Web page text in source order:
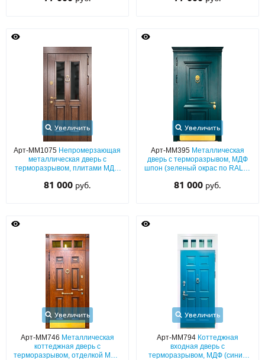
Увеличить
Арт-ММ1075 Непромерзающая
металлическая дверь с
терморазрывом, плитами МДФ
багетным оформление,
81 000 руб.
Увеличить
Арт-ММ395 Металлическая
дверь с терморазрывом, МДФ
шпон (зеленый окрас по RAL) с
кнокером и отбойником из
81 000 руб.
Увеличить
Арт-ММ746 Металлическая
коттеджная дверь с
терморазрывом, отделкой МДФ
Увеличить
Арт-ММ794 Коттеджная
входная дверь с
терморазрывом, МДФ (синий